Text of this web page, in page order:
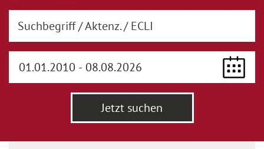
Suchbegriff / Aktenz. / ECLI
Jetzt suchen